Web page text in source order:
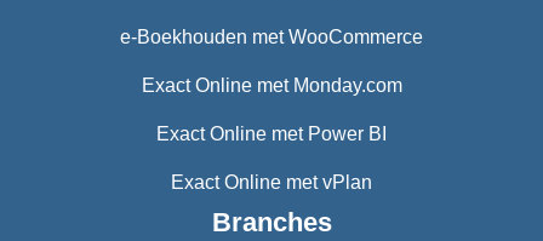
e-Boekhouden met WooCommerce
Exact Online met Monday.com
Exact Online met Power BI
Exact Online met vPlan
Branches